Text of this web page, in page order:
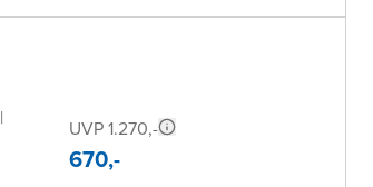
|
UVP 1.270,-
670,-